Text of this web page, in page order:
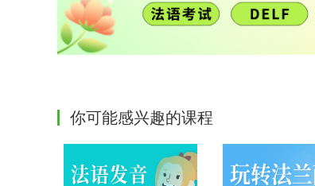
你可能感兴趣的课程